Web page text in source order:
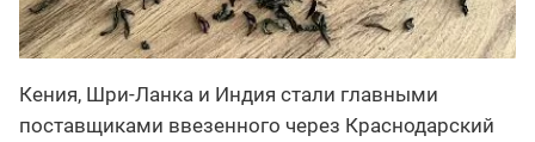
Кения, Шри-Ланка и Индия стали главными
поставщиками ввезенного через Краснодарский